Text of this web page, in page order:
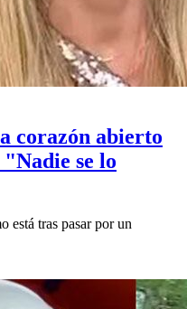
corazón abierto
se lo
está tras pasar por un